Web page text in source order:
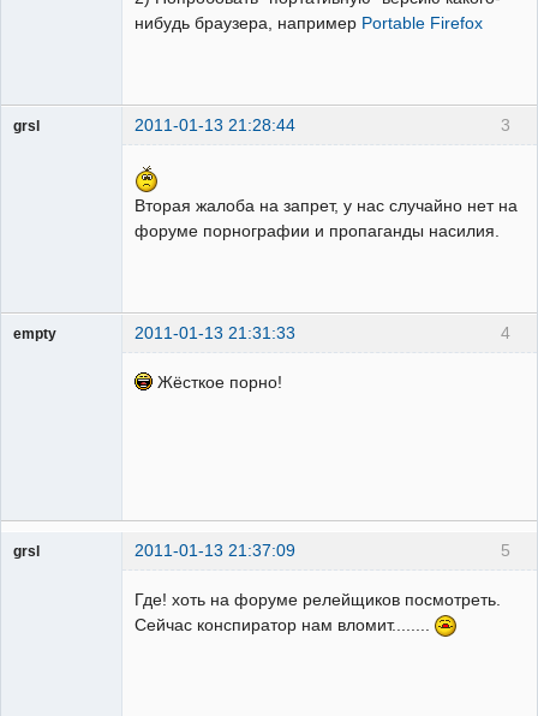
нибудь браузера, например Portable Firefox
3
grsl 2011-01-13 21:28:44
Вторая жалоба на запрет, у нас случайно нет на
форуме порнографии и пропaганды насилия.
4
empty 2011-01-13 21:31:33
Жёсткое порно!
5
grsl 2011-01-13 21:37:09
Где! хоть на форуме релейщиков посмотреть.
Сейчас конспиратор нам вломит........